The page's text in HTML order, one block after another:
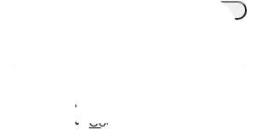
Contacta-nos